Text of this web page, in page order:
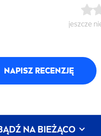
jeszcze
NAPISZ RECENZJĘ
NA BIEŻĄCO